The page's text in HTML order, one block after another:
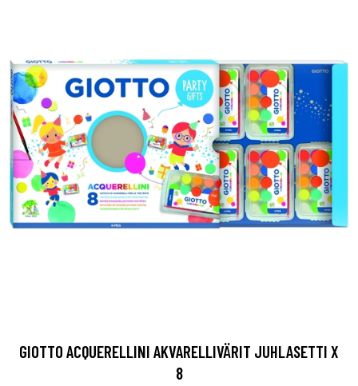
GIOTTO ACQUERELLINI AKVARELLIVÄRIT JUHLASETTI X
8